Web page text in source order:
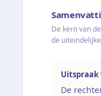
De kern van
de
Uitspraak
De